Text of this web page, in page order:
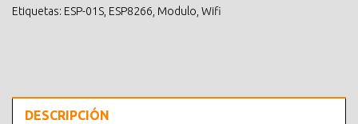
Etiquetas: ESP-01S ESP8266 Modulo Wifi
DESCRIPCIÓN